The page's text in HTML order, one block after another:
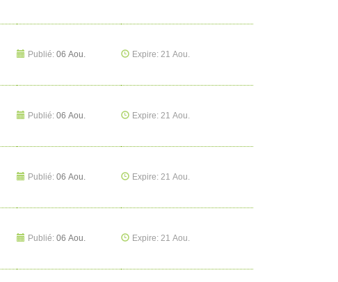
Publié: 06 Aou. Expire: 21 Aou.
Publié: 06 Aou. Expire: 21 Aou.
Publié: 06 Aou. Expire: 21 Aou.
Publié: 06 Aou. Expire: 21 Aou.